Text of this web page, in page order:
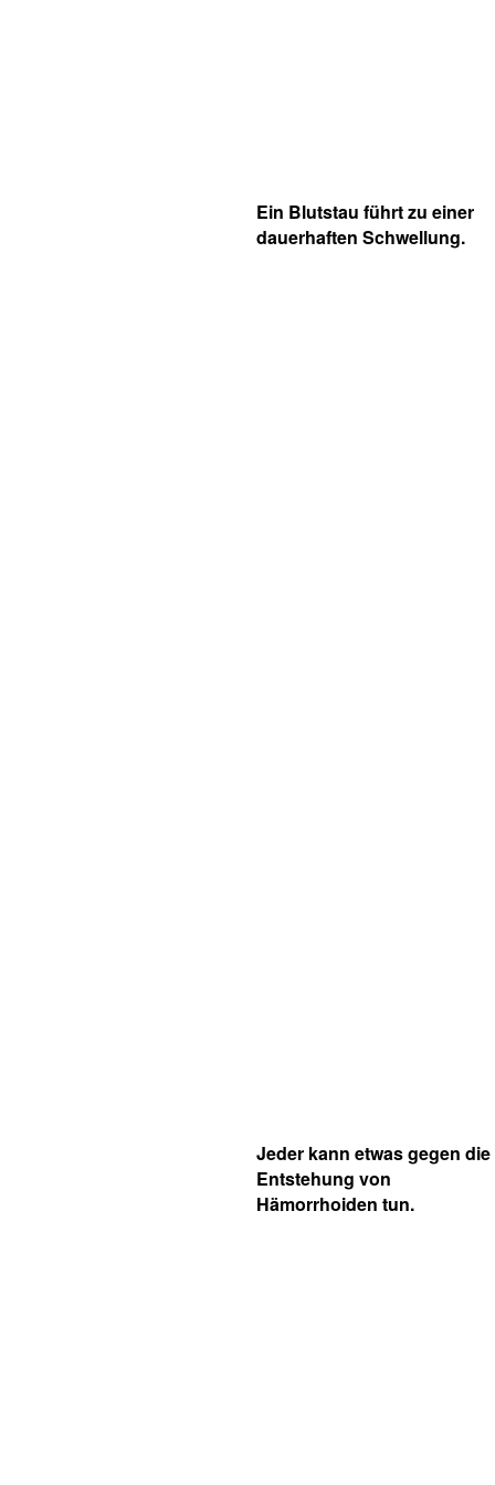
Ein Blutstau führt zu einer
dauerhaften Schwellung.
Jeder kann etwas gegen die
Entstehung von
Hämorrhoiden tun.